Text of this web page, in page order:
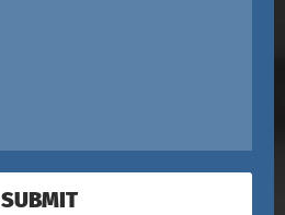
SUBMIT